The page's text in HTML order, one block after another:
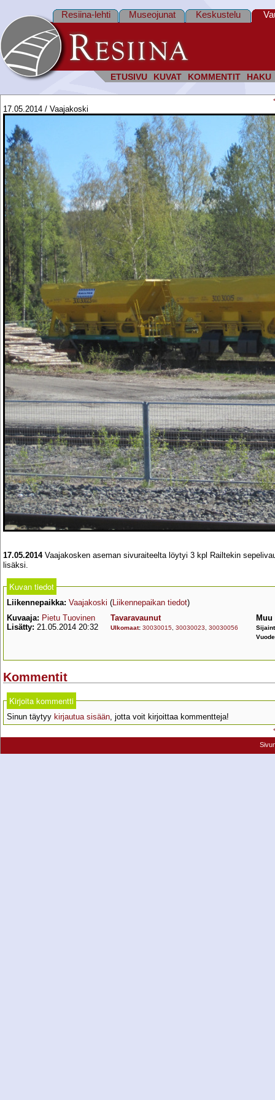
ETUSIVU KUVAT KOMMENTIT HAKU
Resiina-lehti Museojunat Keskustelu
17.05.2014 / Vaajakoski
17.05.2014Vaajakosken aseman sivuraiteelta löytyi 3 kpl Railtekin
lisäksi.
Kuvan tiedot
Liikennepaikka: Vaajakoski (Liikennepaikan tiedot)
Kuvaaja: Pietu Tuovinen
Lisätty: 21.05.2014 20:32
Tavaravaunut
Ulkomaat: 30030015 30030023 30030056
Kommentit
Kirjoita kommentti
Sinun täytyy kirjautua sisään, jotta voit kirjoittaa kommentteja!